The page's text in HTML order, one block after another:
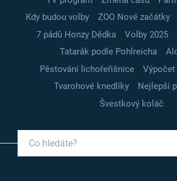
Kdy budou volby
ZOO Nové začátky
7 pádů Honzy Dědka
Volby 2025
Tatarák podle Pohlreicha
Pěstování lichořeřišnice
Tvarohové knedlíky
Nejlepší
Švestkový koláč